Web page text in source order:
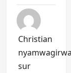
Christian
sur